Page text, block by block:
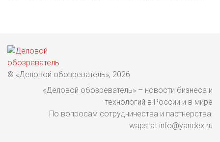
© «Деловой обозреватель», 2026
«Деловой обозреватель» – новости бизнеса и
технологий в России и в мире
По вопросам сотрудничества и партнерства:
wapstat.info@yandex.ru